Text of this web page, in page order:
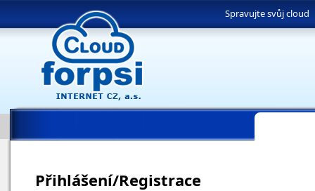
Spravujte svůj cloud
Přihlášení/Registrace